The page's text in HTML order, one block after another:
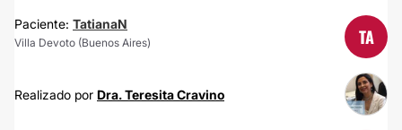
Paciente: TatianaN
Villa Devoto (Buenos Aires) TA
Realizado por Dra. Teresita Cravino